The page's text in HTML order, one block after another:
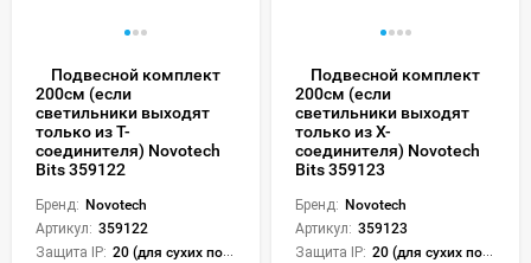
Подвесной комплект
200см (если
светильники выходят
только из Т-
соединителя) Novotech
Bits 359122
Бренд: Novotech
Артикул: 359122
Защита IP: 20 (для сухих пом.)
Подвесной комплект
200см (если
светильники выходят
только из Х-
соединителя) Novotech
Bits 359123
Бренд: Novotech
Артикул: 359123
Защита IP: 20 (для сухих пом.)